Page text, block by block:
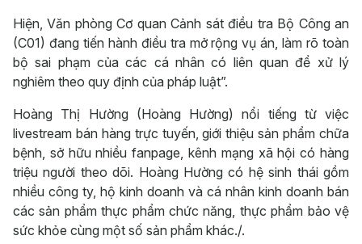
Hiện, Văn phòng Cơ quan Cảnh sát điều tra Bộ Công an
(C01) đang tiến hành điều tra mở rộng vụ án, làm rõ toàn
bộ sai phạm của các cá nhân có liên quan để xử lý
nghiêm theo quy định của pháp luật”.
Hoàng Thị Hường (Hoàng Hường) nổi tiếng từ việc
livestream bán hàng trực tuyến, giới thiệu sản phẩm chữa
bệnh, sở hữu nhiều fanpage, kênh mạng xã hội có hàng
triệu người theo dõi. Hoàng Hường có hệ sinh thái gồm
nhiều công ty, hộ kinh doanh và cá nhân kinh doanh bán
các sản phẩm thực phẩm chức năng, thực phẩm bảo vệ
sức khỏe cùng một số sản phẩm khác./.